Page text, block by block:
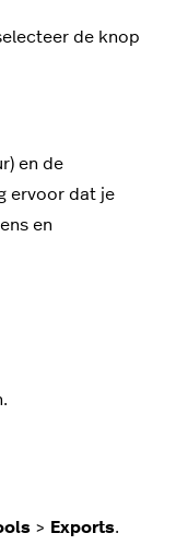
de knop
en de
ervoor dat je
en
> Exports.